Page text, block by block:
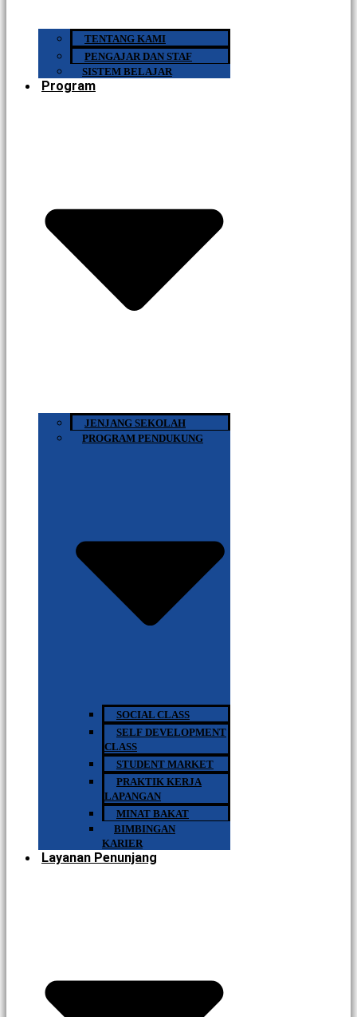
TENTANG KAMI
PENGAJAR DAN STAF
SISTEM BELAJAR
Program
JENJANG SEKOLAH
PROGRAM PENDUKUNG
SOCIAL CLASS
SELF DEVELOPMENT
CLASS
STUDENT MARKET
PRAKTIK KERJA
LAPANGAN
MINAT BAKAT
BIMBINGAN
KARIER
Layanan Penunjang